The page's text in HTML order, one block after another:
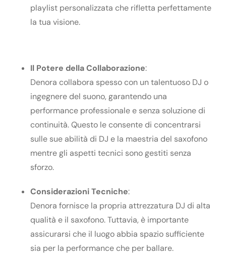
playlist personalizzata che rifletta perfettamente
la tua visione.
Il Potere della Collaborazione:
Denora collabora spesso con un talentuoso DJ o
ingegnere del suono, garantendo una
performance professionale e senza soluzione di
continuità. Questo le consente di concentrarsi
sulle sue abilità di DJ e la maestria del saxofono
mentre gli aspetti tecnici sono gestiti senza
sforzo.
ConsiderazioniTecniche:
Denora fornisce la propria attrezzatura DJ di alta
qualità e il saxofono. Tuttavia, è importante
assicurarsi che il luogo abbia spazio sufficiente
sia per la performance che per ballare.